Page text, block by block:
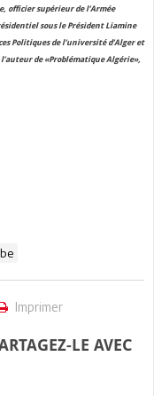
officier supérieur de l’Armée
sous le Président Liamine
Politiques de l’université d’Alger et
de «Problématique Algérie»,
Imprimer
LE AVEC